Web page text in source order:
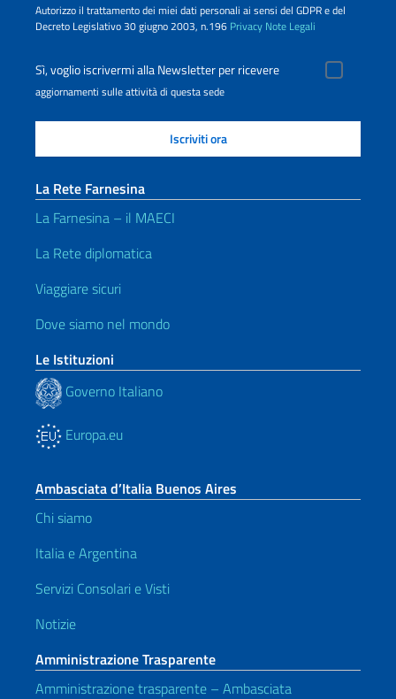
Autorizzo il trattamento dei miei dati personali ai sensi del GDPR e del
Decreto Legislativo 30 giugno 2003, n.196 Privacy Note Legali
Sì, voglio iscrivermi alla Newsletter per ricevere
aggiornamenti sulle attività di questa sede
La Rete Farnesina
La Farnesina – il MAECI
La Rete diplomatica
Viaggiare sicuri
Dove siamo nel mondo
Le Istituzioni
Governo Italiano
Europa.eu
Ambasciata d’Italia Buenos Aires
Chi siamo
Italia e Argentina
Servizi Consolari e Visti
Notizie
Amministrazione Trasparente
Amministrazione trasparente – Ambasciata